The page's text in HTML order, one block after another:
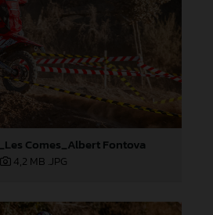
Comes_Albert Fontova
4,2 MB .JPG